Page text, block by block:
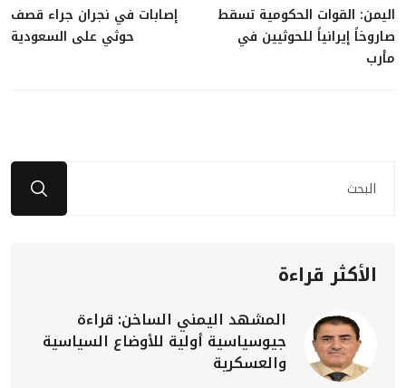
اليمن: القوات الحكومية تسقط
صاروخاً إيرانياً للحوثيين في
مأرب
إصابات في نجران جراء قصف
حوثي على السعودية
الأكثر قراءة
المشهد اليمني الساخن: قراءة
جيوسياسية أولية للأوضاع السياسية
والعسكرية